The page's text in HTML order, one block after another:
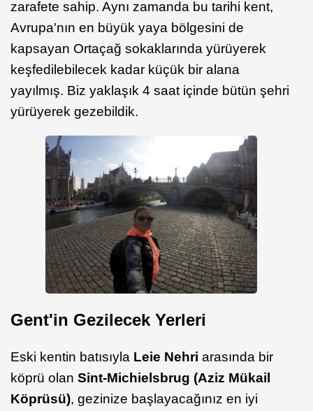
zarafete sahip. Aynı zamanda bu tarihi kent,
Avrupa'nın en büyük yaya bölgesini de
kapsayan Ortaçağ sokaklarında yürüyerek
keşfedilebilecek kadar küçük bir alana
yayılmış. Biz yaklaşık 4 saat içinde bütün şehri
yürüyerek gezebildik.
Gent'in Gezilecek Yerleri
Eski kentin batısıyla Leie Nehri arasında bir
köprü olan Sint-Michielsbrug (Aziz Mükail
Köprüsü), gezinize başlayacağınız en iyi